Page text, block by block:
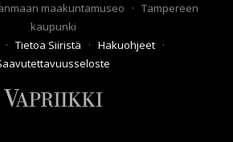
maakuntamuseo · Tampereen
kaupunki
· Tietoa Siiristä · Hakuohjeet ·